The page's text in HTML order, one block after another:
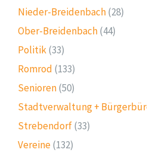
Nieder-Breidenbach(28)
Ober-Breidenbach(44)
Politik(33)
Romrod (133)
Senioren(50)
Stadtverwaltung +
Strebendorf(33)
Vereine(132)